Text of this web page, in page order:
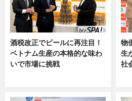
酒税改正でビールに再注目！
ベトナム生産の本格的な味わ
いで市場に挑戦
物
生
社